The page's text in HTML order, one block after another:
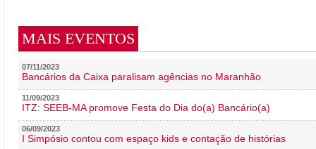
MAIS EVENTOS
07/11/2023
Bancários da Caixa paralisam agências no Maranhão
11/09/2023
ITZ: SEEB-MA promove Festa do Dia do(a) Bancário(a)
06/09/2023
I Simpósio contou com espaço kids e contação de histórias